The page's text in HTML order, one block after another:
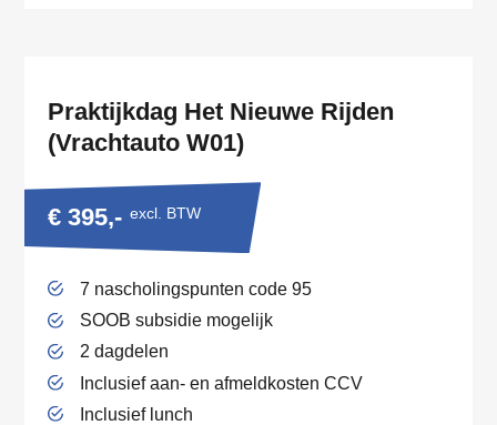
Praktijkdag Het Nieuwe Rijden
(Vrachtauto W01)
€ 395,- excl. BTW
7 nascholingspunten code 95
SOOB subsidie mogelijk
2 dagdelen
Inclusief aan- en afmeldkosten CCV
Inclusief lunch